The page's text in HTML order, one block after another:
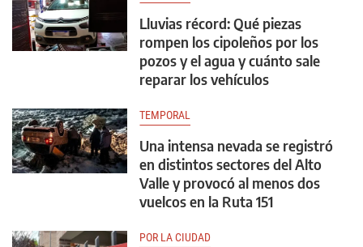
Lluvias récord: Qué piezas
rompen los cipoleños por los
pozos y el agua y cuánto sale
reparar los vehículos
TEMPORAL
Una intensa nevada se registró
en distintos sectores del Alto
Valle y provocó al menos dos
vuelcos en la Ruta 151
POR LA CIUDAD